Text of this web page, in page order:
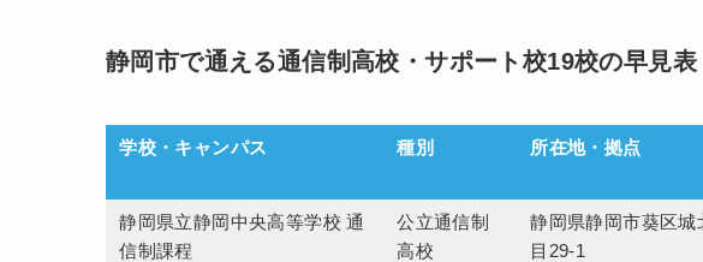
静岡市で通える通信制高校・サポート校19校の早見表
学校・キャンパス 種別 所在地・拠点
静岡県立静岡中央高等学校 通
信制課程
公立通信制
高校
静岡県静岡市葵区城
目29-1